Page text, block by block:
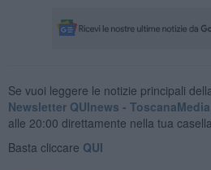
Se vuoi leggere le notizie principali
Newsletter QUInews -
alle 20:00 direttamente nella tua
Basta cliccare QUI